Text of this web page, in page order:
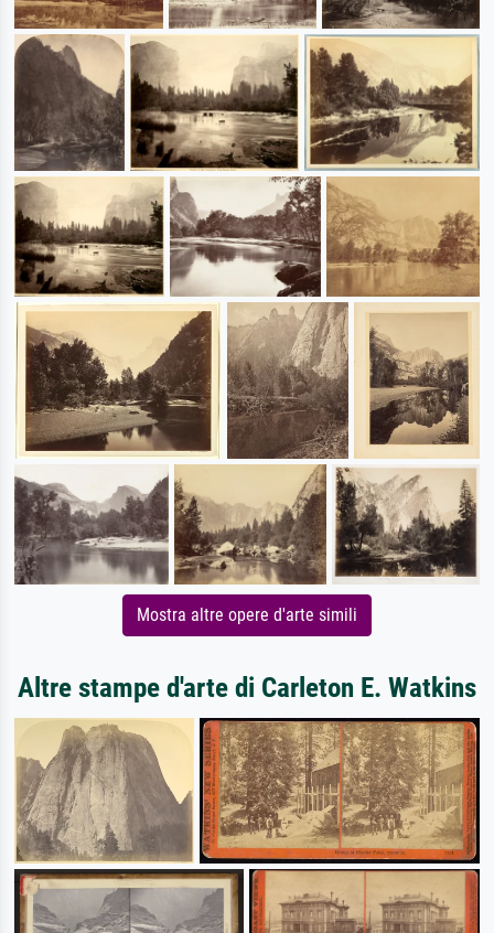
Mostra altre opere d'arte simili
Altre stampe d'arte di Carleton E. Watkins